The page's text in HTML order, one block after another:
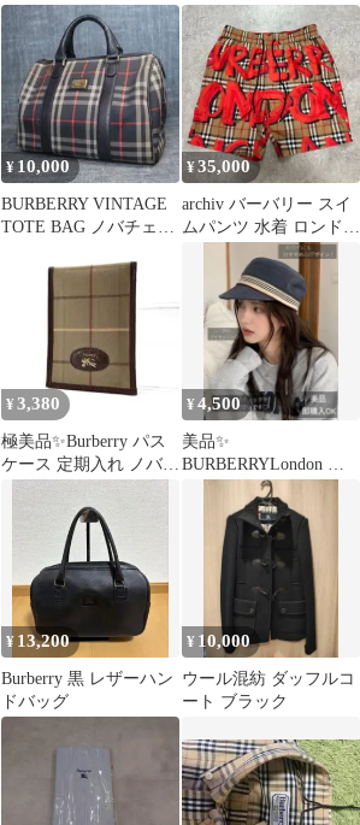
ールワンピースベージ
ュ美品 S○Ｍ○
柄編み ニットワンピー
ス フリル黒38
¥ 10,000
BURBERRY VINTAGE
TOTE BAG ノバチェッ
¥35,000
archiv バーバリー スイ
ムパンツ 水着 ロンドン
ノバチェック
¥ 3,380
極美品✨Burberry パス
ケース 定期入れ ノバチ
ェック柄 ホースロゴ
¥4,500
美品✨️
BURBERRYLondon デ
ニムキャップメンズ レ
ディースチェック柄
¥ 13,200
Burberry 黒 レザーハン
ドバッグ
¥ 10,000
ウール混紡 ダッフルコ
ート ブラック